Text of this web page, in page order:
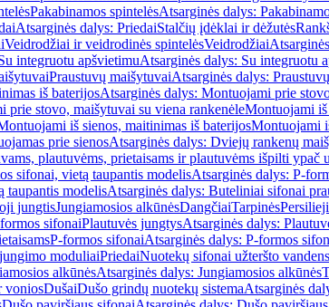
Pakabinamos spintelėsAtsarginės dalys:
Atsarginės dalys: PriedaiStalčių įdėklai ir dėžutės
Veidrodžiai ir veidrodinės spintelėsVeidrodžiai
integruotu apšvietimuAtsarginės dalys: Su integruotu
Praustuvų maišytuvaiAtsarginės dalys:
iš baterijosAtsarginės dalys: Montuojami prie
prie stovo, maišytuvai su viena rankenėleMontuojami
iš sienos, maitinimas iš baterijosMontuojami
prie sienosAtsarginės dalys: Dviejų rankenų
plautuvėms, prietaisams ir plautuvėms išpilti ypač
sifonai, vietą taupantis modelisAtsarginės dalys: P-
taupantis modelisAtsarginės dalys: Buteliniai sifonai
jungtisJungiamosios alkūnėsDangčiaiTarpinės
sifonaiPlautuvės jungtysAtsarginės dalys:
P-formos sifonaiAtsarginės dalys: P-formos
moduliaiPriedaiNuotekų sifonai užteršto
alkūnėsAtsarginės dalys: Jungiamosios alkūnės
voniosDušaiDušo grindų nuotekų sistemaAtsarginės